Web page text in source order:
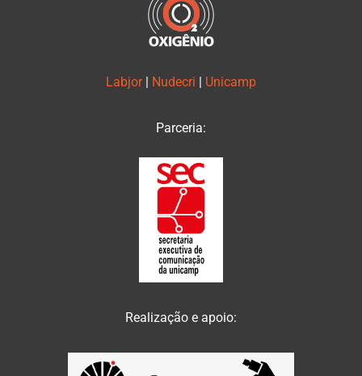
Labjor | Nudecri | Unicamp
Parceria:
Realização e apoio: